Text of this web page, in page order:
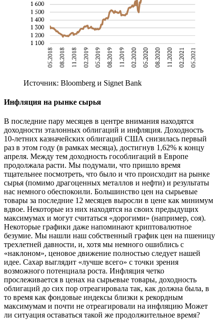
Источник: Bloomberg и Signet Bank
Инфляция на рынке сырья
В последние пару месяцев в центре внимания находятся
доходности эталонных облигаций и инфляция. Доходность
10-летних казначейских облигаций США снизилась первый
раз в этом году (в рамках месяца), достигнув 1,62% к концу
апреля. Между тем доходность гособлигаций в Европе
продолжала расти. Мы подумали, что пришло время
тщательнее посмотреть, что было и что происходит на рынке
сырья (помимо драгоценных металлов и нефти) и результаты
нас немного обеспокоили. Большинство цен на сырьевые
товары за последние 12 месяцев выросли в цене как минимум
вдвое. Некоторые из них находятся на своих предыдущих
максимумах и могут считаться «дорогими» (например, соя).
Некоторые графики даже напоминают криптовалютное
безумие. Мы нашли наш собственный график цен на пшеницу
трехлетней давности, и, хотя мы немного ошиблись с
«наклоном», ценовое движение полностью следует нашей
идее. Сахар выглядит «лучше всего» с точки зрения
возможного потенциала роста. Инфляция четко
прослеживается в ценах на сырьевые товары, доходность
облигаций до сих пор отреагировала так, как должна была, в
то время как фондовые индексы близки к рекордным
максимумам и почти не отреагировали на инфляцию Может
ли ситуация оставаться такой же продолжительное время?